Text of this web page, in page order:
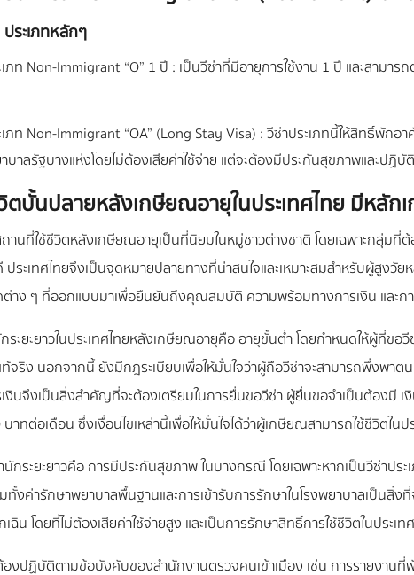
ระเภทหลักๆ
ภท Non-Immigrant “O” 1 ปี : เป็นวีซ่าที่มีอายุการใช้งาน 1 ปี และสามา
ท Non-Immigrant “OA” (Long Stay Visa) : วีซ่าประเภทนี้ให้สิทธิ์พักอ
บาลรัฐบางแห่งโดยไม่ต้องเสียค่าใช้จ่าย แต่จะต้องมีประกันสุขภาพและป
ตบั้นปลายหลังเกษียณอายุในประเทศไทย มีหลัก
ถานที่ใช้ชีวิตหลังเกษียณอายุเป็นที่นิยมในหมู่ชาวต่างชาติ โดยเฉพาะกลุ่
ะเทศไทยจึงเป็นจุดหมายปลายทางที่น่าสนใจและเหมาะสมสำหรับผู้สูงวัย
าง ๆ ที่ออกแบบมาเพื่อยืนยันถึงคุณสมบัติ ความพร้อมทางการเงิน และก
ะยะยาวในประเทศไทยหลังเกษียณอายุคือ อายุขั้นต่ำ โดยกำหนดให้ผู้ที่
จริง นอกจากนี้ ยังมีกฎระเบียบเพื่อให้มั่นใจว่าผู้ถือวีซ่าจะสามารถพึ่งพาต
งินจึงเป็นสิ่งสำคัญที่จะต้องเตรียมในการยื่นขอวีซ่า ผู้ยื่นขอจำเป็นต้องมี
าทต่อเดือน ซึ่งเงื่อนไขเหล่านี้เพื่อให้มั่นใจได้ว่าผู้เกษียณสามารถใช้ชีวิตใ
ระยะยาวคือ การมีประกันสุขภาพ ในบางกรณี โดยเฉพาะหากเป็นวีซ่าประ
ค่ารักษาพยาบาลพื้นฐานและการเข้ารับการรักษาในโรงพยาบาลเป็นสิ่ง
ฉิน โดยที่ไม่ต้องเสียค่าใช้จ่ายสูง และเป็นการรักษาสิทธิ์การใช้ชีวิตในประเ
ปฏิบัติตามข้อบังคับของสำนักงานตรวจคนเข้าเมือง เช่น การรายงาน